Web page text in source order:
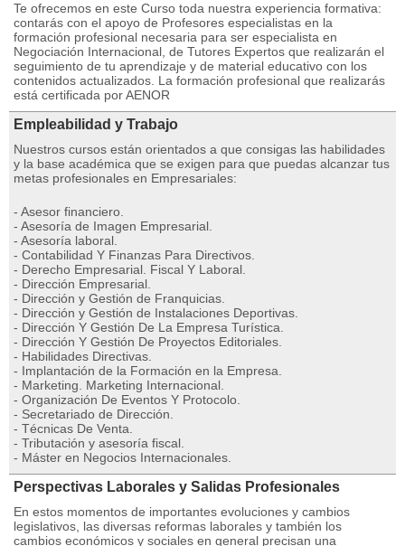
Te ofrecemos en este Curso toda nuestra experiencia formativa:
contarás con el apoyo de Profesores especialistas en la
formación profesional necesaria para ser especialista en
Negociación Internacional, de Tutores Expertos que realizarán el
seguimiento de tu aprendizaje y de material educativo con los
contenidos actualizados. La formación profesional que realizarás
está certificada por AENOR
Empleabilidad y Trabajo
Nuestros cursos están orientados a que consigas las habilidades
y la base académica que se exigen para que puedas alcanzar tus
metas profesionales en Empresariales:
- Asesor financiero.
- Asesoría de Imagen Empresarial.
- Asesoría laboral.
- Contabilidad Y Finanzas Para Directivos.
- Derecho Empresarial. Fiscal Y Laboral.
- Dirección Empresarial.
- Dirección y Gestión de Franquicias.
- Dirección y Gestión de Instalaciones Deportivas.
- Dirección Y Gestión De La Empresa Turística.
- Dirección Y Gestión De Proyectos Editoriales.
- Habilidades Directivas.
- Implantación de la Formación en la Empresa.
- Marketing. Marketing Internacional.
- Organización De Eventos Y Protocolo.
- Secretariado de Dirección.
- Técnicas De Venta.
- Tributación y asesoría fiscal.
- Máster en Negocios Internacionales.
Perspectivas Laborales y Salidas Profesionales
En estos momentos de importantes evoluciones y cambios
legislativos, las diversas reformas laborales y también los
cambios económicos y sociales en general precisan una